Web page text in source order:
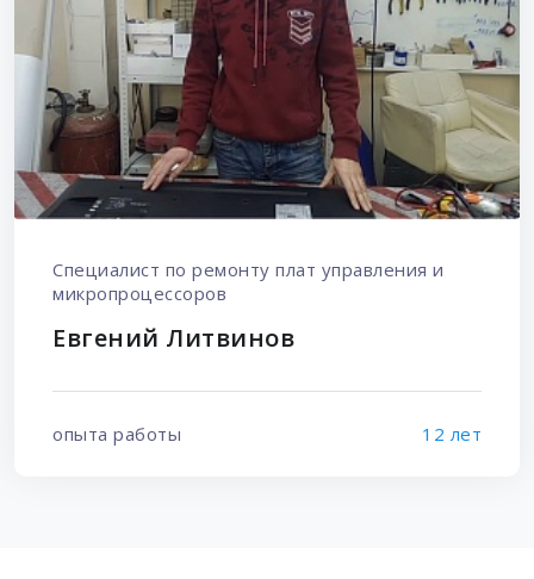
Специалист по ремонту плат управления и
микропроцессоров
Евгений Литвинов
опыта работы 12 лет